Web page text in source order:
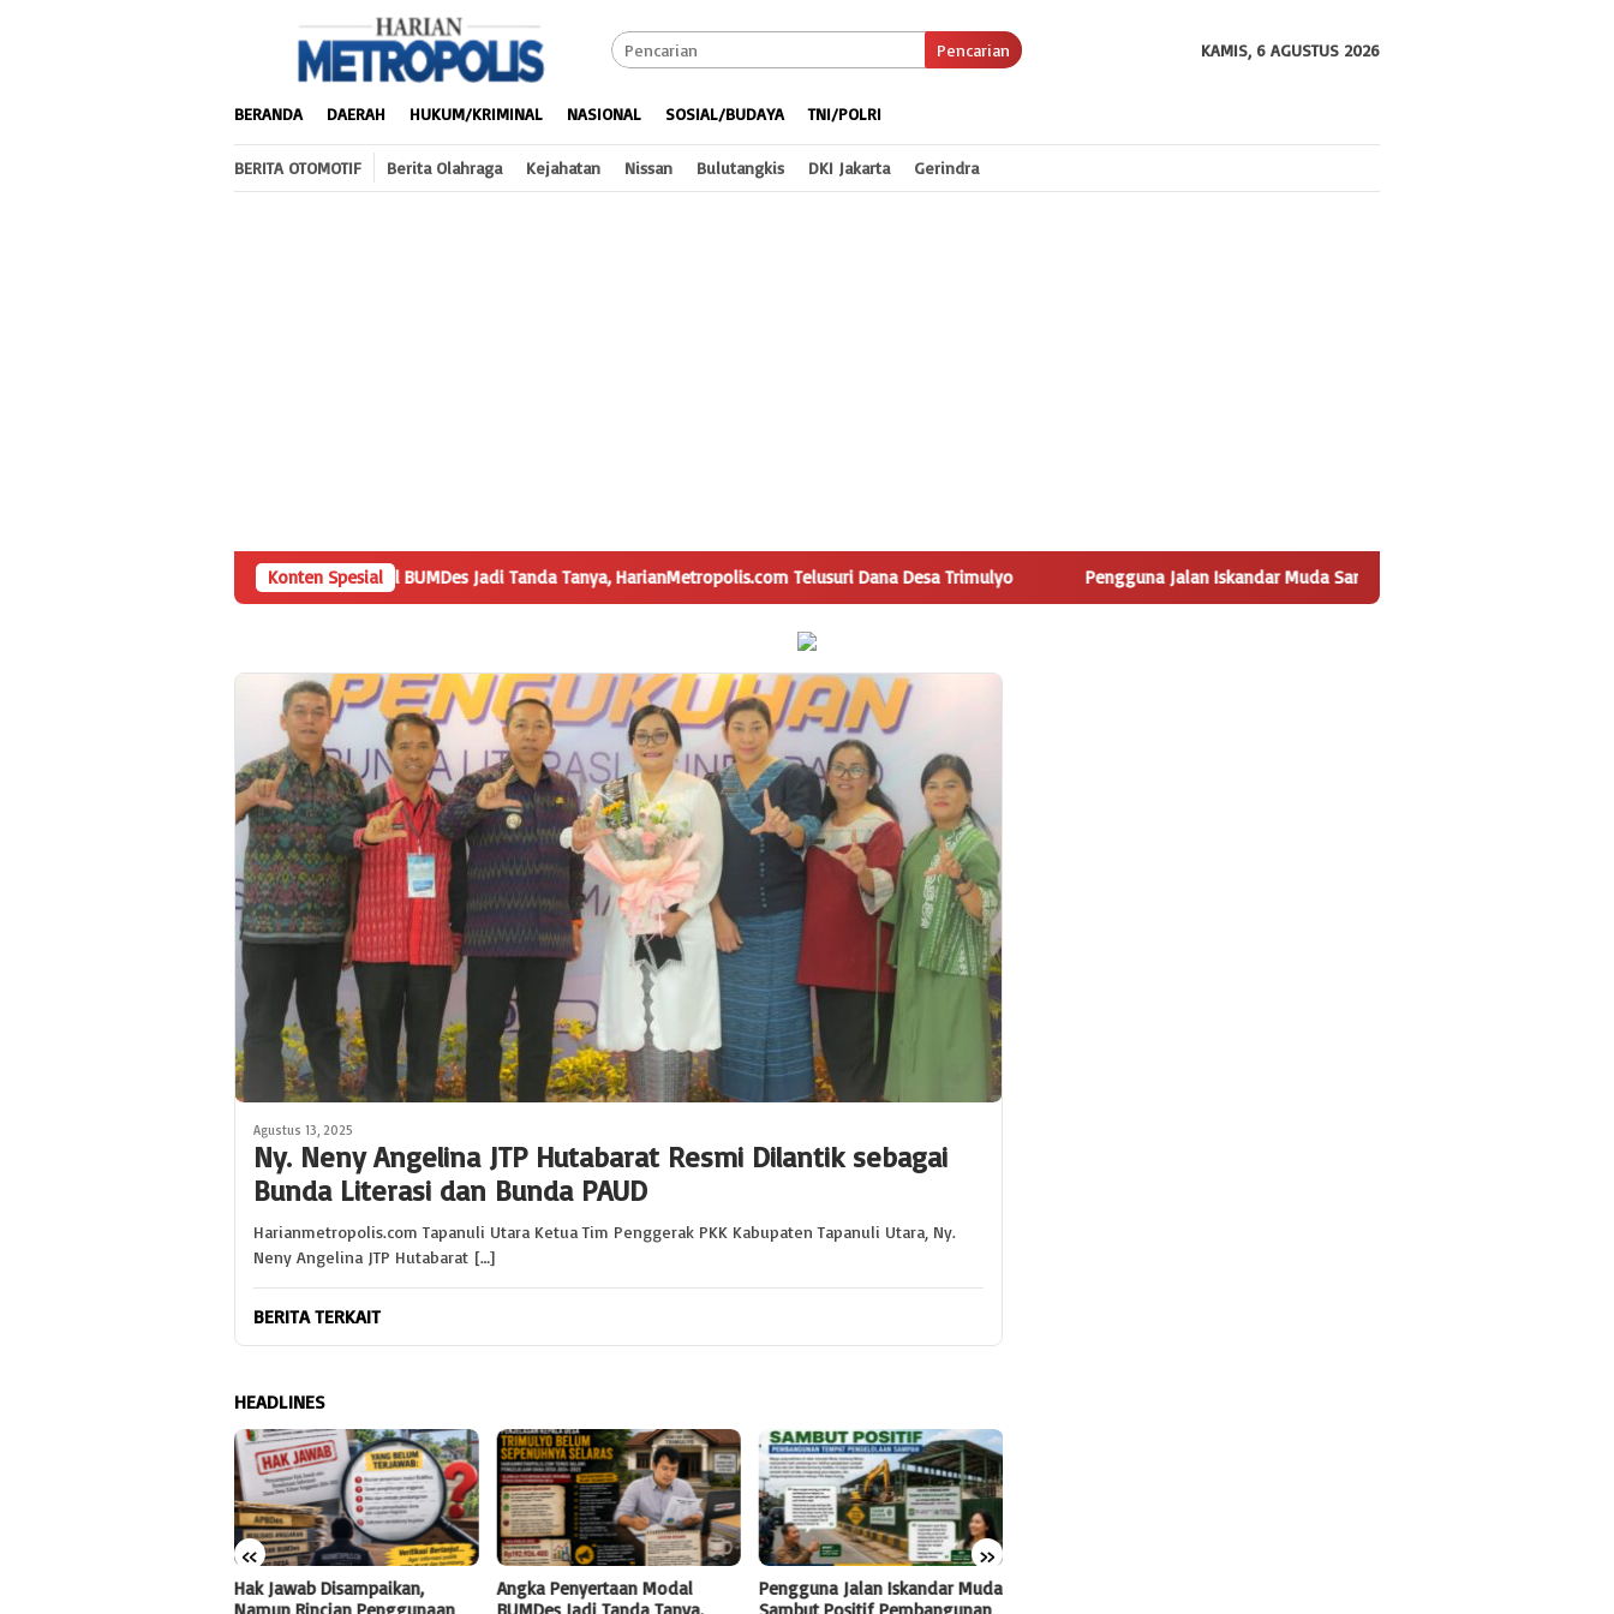
Pencarian KAMIS, 6 AGUSTUS 2026
BERANDA DAERAH HUKUM/KRIMINAL NASIONAL SOSIAL/BUDAYA TNI/POLRI
BERITA OTOMOTIF Berita Olahraga Kejahatan Nissan Bulutangkis DKI Jakarta Gerindra
Konten Spesial
Angka Penyertaan Modal BUMDes Jadi Tanda Tanya, HarianMetropolis.com Telusuri Dana Desa Trimulyo Pengguna Jalan Iskandar Muda Sambut Positif Pembangunan Tempat
Agustus 13, 2025
Ny. Neny Angelina JTP Hutabarat Resmi Dilantik sebagai
Bunda Literasi dan Bunda PAUD
Harianmetropolis.com Tapanuli Utara Ketua Tim Penggerak PKK Kabupaten Tapanuli Utara, Ny.
Neny Angelina JTP Hutabarat […]
BERITA TERKAIT
HEADLINES
« »
Hak Jawab Disampaikan,
Angka Penyertaan Modal
Pengguna Jalan Iskandar Muda